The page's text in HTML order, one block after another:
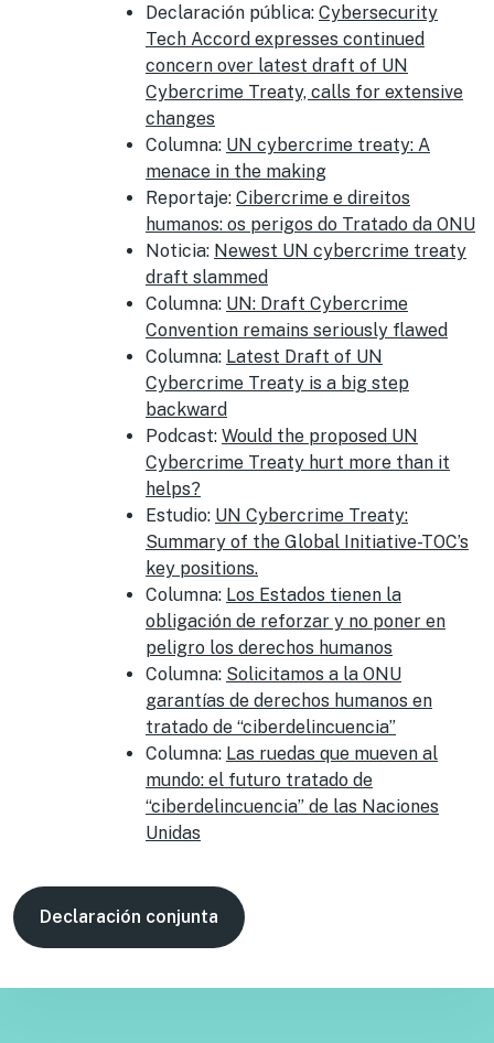
Declaración pública: Cybersecurity
Tech Accord expresses continued
concern over latest draft of UN
Cybercrime Treaty, calls for extensive
changes
Columna: UN cybercrime treaty: A
menace in the making
Reportaje: Cibercrime e direitos
humanos: os perigos do Tratado da ONU
Noticia: Newest UN cybercrime treaty
draft slammed
Columna: UN: Draft Cybercrime
Convention remains seriously flawed
Columna: Latest Draft of UN
Cybercrime Treaty is a big step
backward
Podcast: Would the proposed UN
Cybercrime Treaty hurt more than it
helps?
Estudio: UN Cybercrime Treaty:
Summary of the Global Initiative-TOC’s
key positions.
Columna: Los Estados tienen la
obligación de reforzar y no poner en
peligro los derechos humanos
Columna: Solicitamos a la ONU
garantías de derechos humanos en
tratado de “ciberdelincuencia”
Columna: Las ruedas que mueven al
mundo: el futuro tratado de
“ciberdelincuencia” de las Naciones
Unidas
Declaración conjunta